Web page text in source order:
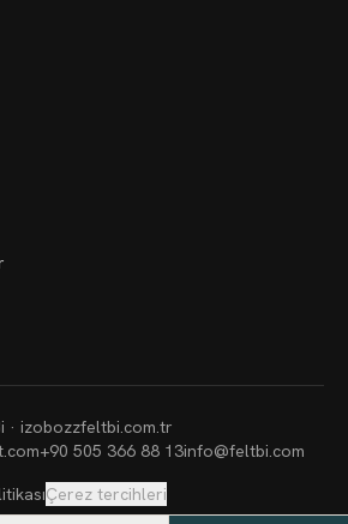
· izobozzfeltbi.com.tr
+90 505 366 88 13info@feltbi.com
Çerez tercihleri